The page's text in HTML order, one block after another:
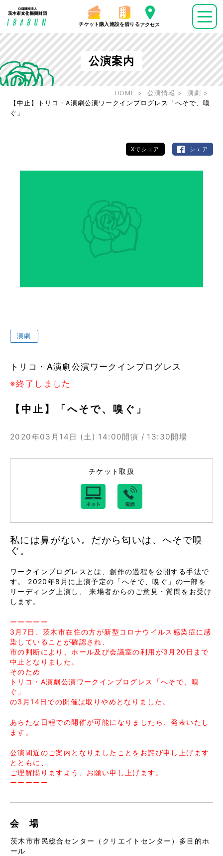
チケット購入 施設を借りるアクセス
公演案内
HOME 公演情報
演劇
【中止】トリコ・A演劇公演ワークインプログレス「へそで、嗅
ぐ」
Xでシェア シェア
演劇
トリコ・A演劇公演ワークインプログレス
※終了しました
【中止】「へそで、嗅ぐ」
2020年03月14日 (土) 14:00開演 / 13:30開場
チケット取扱
私には鼻がない。だから匂いは、へそで嗅
ぐ。
ワークインプログレスとは、創作の過程を公開する手法で
す。 2020年8月に上演予定の「へそで、嗅ぐ」の一部を
リーディング上演し、 来場者からのご意見・質問をお受け
します。
ーーーーー
3月7日、茨木市在住の方が新型コロナウイルス感染症に感
染していることが確認され、
市の判断により、ホール及び会議室の利用が3月20日まで
中止となりました。
そのため
トリコ・A演劇公演ワークインプログレス「へそで、嗅
ぐ」
の3月14日での開催は取りやめとなりました。
あらたな日程での開催が可能になりましたら、発表いたし
ます。
公演間近のご案内となりましたことをお詫び申し上げます
とともに、
ご理解賜りますよう、お願い申し上げます。
ーーーーー
会 場
茨木市市民総合センター（クリエイトセンター）多目的ホ
ール